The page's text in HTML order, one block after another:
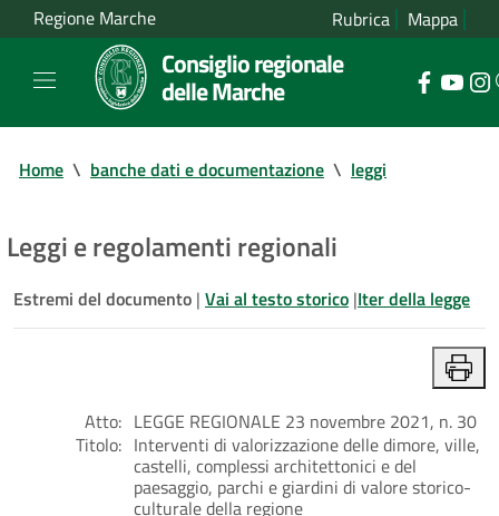
Regione Marche Rubrica Mappa
Consiglio regionale
delle Marche
Home \ banche dati e documentazione \ leggi
Leggi e regolamenti regionali
Estremi del documento | Vai al testo storico |Iter della legge
Atto: LEGGE REGIONALE 23 novembre 2021, n. 30
Titolo: Interventi di valorizzazione delle dimore, ville,
castelli, complessi architettonici e del
paesaggio, parchi e giardini di valore storico-
culturale della regione